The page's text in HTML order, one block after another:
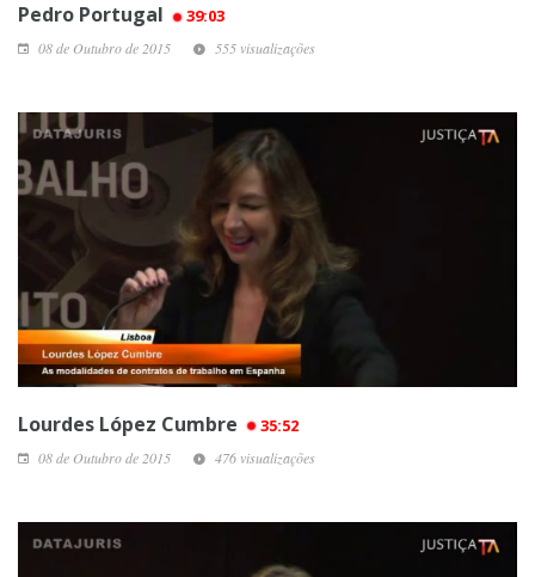
Pedro Portugal 39:03
08 de Outubro de 2015 555 visualizações
Lourdes López Cumbre 35:52
08 de Outubro de 2015 476 visualizações